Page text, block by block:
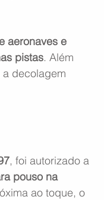
aeronaves e
pistas. Além
decolagem
, foi autorizado a
pouso na
ao toque, o